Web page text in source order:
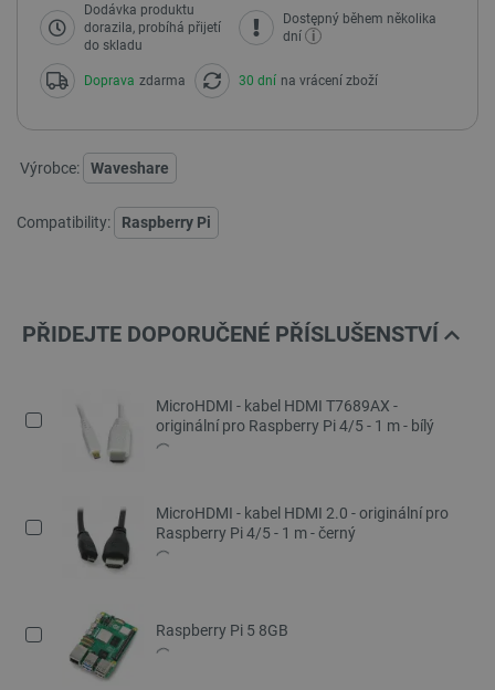
Dodávka produktu
dorazila, probíhá přijetí
do skladu
Dostępný během několika
dní i
Doprava zdarma 30 dní na vrácení zboží
Výrobce: Waveshare
Compatibility: Raspberry Pi
PŘIDEJTE DOPORUČENÉ PŘÍSLUŠENSTVÍ
MicroHDMI - kabel HDMI T7689AX -
originální pro Raspberry Pi 4/5 - 1 m - bílý
MicroHDMI - kabel HDMI 2.0 - originální pro
Raspberry Pi 4/5 - 1 m - černý
Raspberry Pi 5 8GB